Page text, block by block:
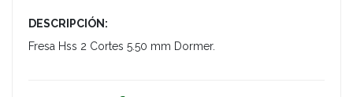
DESCRIPCIÓN:
Fresa Hss 2 Cortes 5.50 mm Dormer.